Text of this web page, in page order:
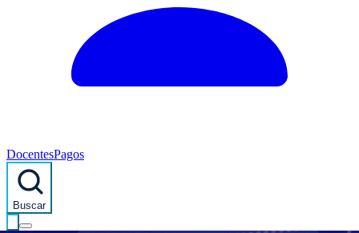
DocentesPagos
Buscar